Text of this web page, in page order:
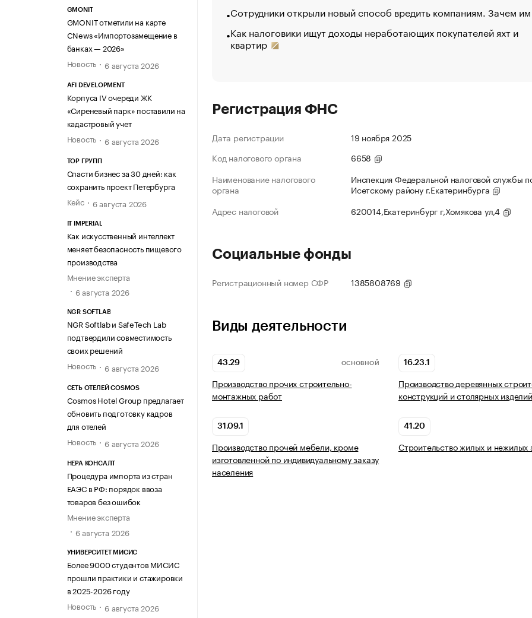
GMONIT
GMONIT отметили на карте
CNews «Импортозамещение в
банках — 2026»
Новость
6 августа 2026
AFI DEVELOPMENT
Корпуса IV очереди ЖК
«Сиреневый парк» поставили на
кадастровый учет
Новость
6 августа 2026
ТОР ГРУПП
Спасти бизнес за 30 дней: как
сохранить проект Петербурга
Кейс
6 августа 2026
IT IMPERIAL
Как искусственный интеллект
меняет безопасность пищевого
производства
Мнение эксперта
6 августа 2026
NGR SOFTLAB
NGR Softlab и SafeTech Lab
подтвердили совместимость
своих решений
Новость
6 августа 2026
СЕТЬ ОТЕЛЕЙ COSMOS
Cosmos Hotel Group предлагает
обновить подготовку кадров
для отелей
Новость
6 августа 2026
НЕРА КОНСАЛТ
Процедура импорта из стран
ЕАЭС в РФ: порядок ввоза
товаров без ошибок
Мнение эксперта
6 августа 2026
УНИВЕРСИТЕТ МИСИС
Более 9000 студентов МИСИС
прошли практики и стажировки
в 2025-2026 году
Новость
6 августа 2026
Сотрудники открыли новый способ вредить компаниям. Зачем
Как налоговики ищут доходы неработающих покупателей яхт и
квартир
Регистрация ФНС
Дата регистрации
19 ноября 2025
Код налогового органа
6658
Наименование налогового
органа
Инспекция Федеральной налоговой службы
Исетскому району г.Екатеринбурга
Адрес налоговой
620014,Екатеринбург г,Хомякова ул,4
Социальные фонды
Регистрационный номер СФР 1385808769
Виды деятельности
43.29 ОСНОВНОЙ
Производство прочих строительно-
монтажных работ
16.23.1
Производство деревянных
конструкций и столярных изделий
31.09.1
Производство прочей мебели, кроме
изготовленной по индивидуальному заказу
населения
41.20
Строительство жилых и нежилых